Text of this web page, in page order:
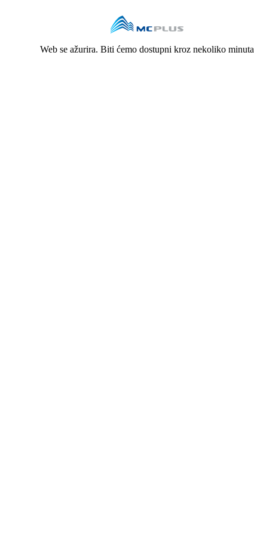
Web se ažurira. Biti ćemo dostupni kroz nekoliko minuta